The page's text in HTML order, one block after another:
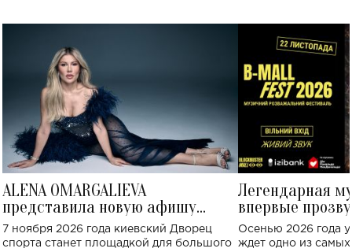
ALENA OMARGALIEVA
представила новую афишу
большого концерта во Дворце
спорта
7 ноября 2026 года киевский Дворец
спорта станет площадкой для большого
Легендарная
впервые
Украине: где
Осенью 2026 года
ждет одно из